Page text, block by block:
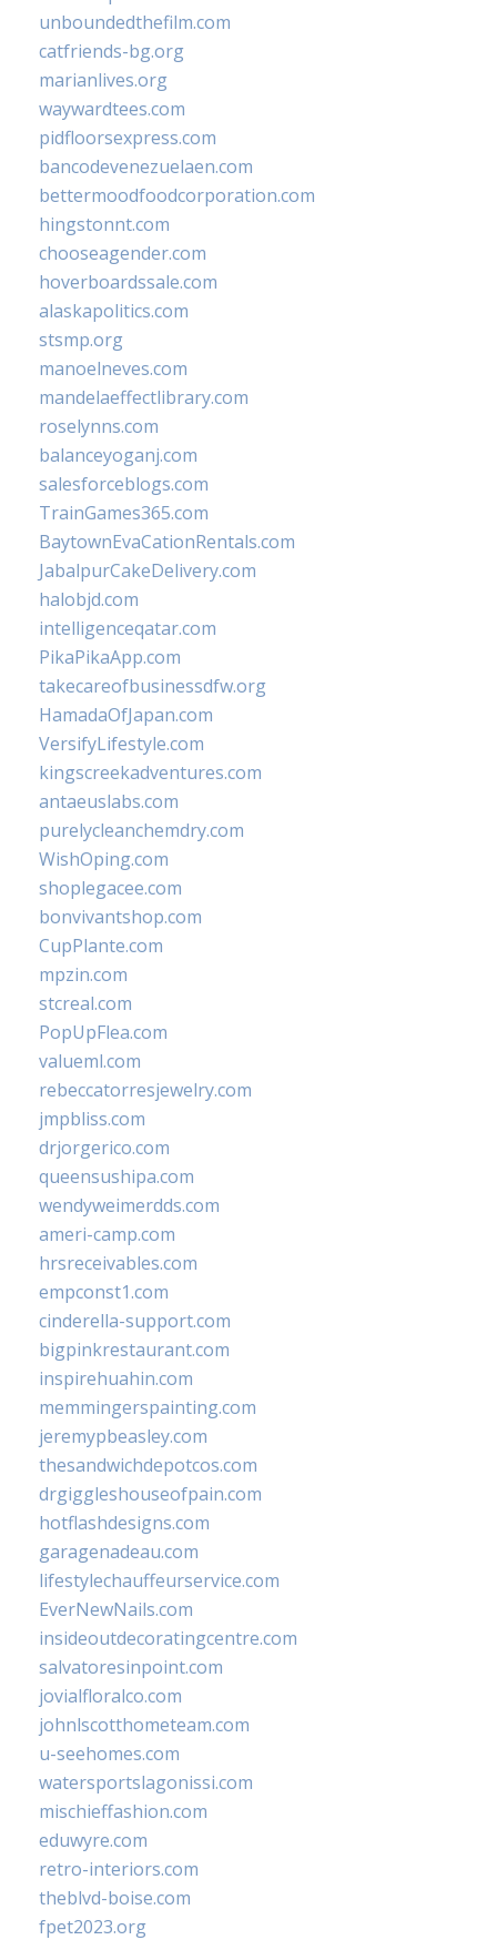
unboundedthefilm.com
catfriends-bg.org
marianlives.org
waywardtees.com
pidfloorsexpress.com
bancodevenezuelaen.com
bettermoodfoodcorporation.com
hingstonnt.com
chooseagender.com
hoverboardssale.com
alaskapolitics.com
stsmp.org
manoelneves.com
mandelaeffectlibrary.com
roselynns.com
balanceyoganj.com
salesforceblogs.com
TrainGames365.com
BaytownEvaCationRentals.com
JabalpurCakeDelivery.com
halobjd.com
intelligenceqatar.com
PikaPikaApp.com
takecareofbusinessdfw.org
HamadaOfJapan.com
VersifyLifestyle.com
kingscreekadventures.com
antaeuslabs.com
purelycleanchemdry.com
WishOping.com
shoplegacee.com
bonvivantshop.com
CupPlante.com
mpzin.com
stcreal.com
PopUpFlea.com
valueml.com
rebeccatorresjewelry.com
jmpbliss.com
drjorgerico.com
queensushipa.com
wendyweimerdds.com
ameri-camp.com
hrsreceivables.com
empconst1.com
cinderella-support.com
bigpinkrestaurant.com
inspirehuahin.com
memmingerspainting.com
jeremypbeasley.com
thesandwichdepotcos.com
drgiggleshouseofpain.com
hotflashdesigns.com
garagenadeau.com
lifestylechauffeurservice.com
EverNewNails.com
insideoutdecoratingcentre.com
salvatoresinpoint.com
jovialfloralco.com
johnlscotthometeam.com
u-seehomes.com
watersportslagonissi.com
mischieffashion.com
eduwyre.com
retro-interiors.com
theblvd-boise.com
fpet2023.org